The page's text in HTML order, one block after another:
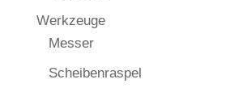
Werkzeuge
Messer
Scheibenraspel